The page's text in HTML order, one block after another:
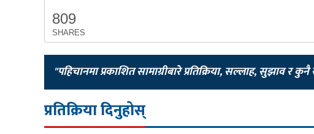
809
SHARES
"पहिचानमा प्रकाशित सामाग्रीबारे प्रतिक्रिया, सल्लाह, सुझाव र कुनै
प्रतिक्रिया दिनुहोस्